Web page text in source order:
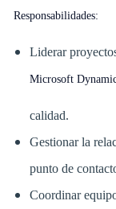
Responsabilidades:
Liderar
Microsoft
calidad.
Gestionar la
punto de
Coordinar